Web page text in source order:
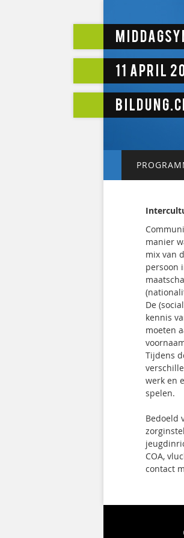
11 april
manier
mix van
persoon
De
kennis
moeten
Tijdens
werk en
spelen.
Bedoeld
COA,
contact